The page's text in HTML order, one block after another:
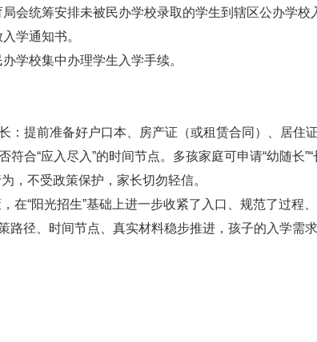
统筹安排未被民办学校录取的学生到辖区公办学校
学通知书。
校集中办理学生入学手续。
提前准备好户口本、房产证（或租赁合同）、居住
合“应入尽入”的时间节点。多孩家庭可申请“幼随长
，不受政策保护，家长切勿轻信。
“阳光招生”基础上进一步收紧了入口、规范了过程
路径、时间节点、真实材料稳步推进，孩子的入学需